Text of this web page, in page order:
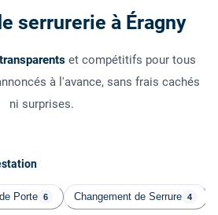
serrurerie à Éragny
et compétitifs pour tous
à l'avance, sans frais cachés
ni surprises.
Porte 6 Changement de Serrure 4